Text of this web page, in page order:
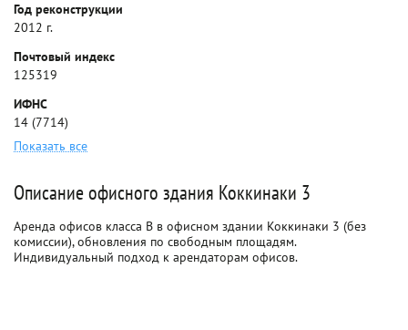
Год реконструкции
2012 г.
Почтовый индекс
125319
ИФНС
14 (7714)
Показать все
Описание офисного здания Коккинаки 3
Аренда офисов класса B в офисном здании Коккинаки 3 (без
комиссии), обновления по свободным площадям.
Индивидуальный подход к арендаторам офисов.